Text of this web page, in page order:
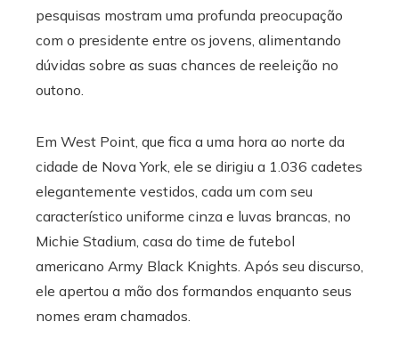
pesquisas mostram uma profunda preocupação
com o presidente entre os jovens, alimentando
dúvidas sobre as suas chances de reeleição no
outono.
Em West Point, que fica a uma hora ao norte da
cidade de Nova York, ele se dirigiu a 1.036 cadetes
elegantemente vestidos, cada um com seu
característico uniforme cinza e luvas brancas, no
Michie Stadium, casa do time de futebol
americano Army Black Knights. Após seu discurso,
ele apertou a mão dos formandos enquanto seus
nomes eram chamados.